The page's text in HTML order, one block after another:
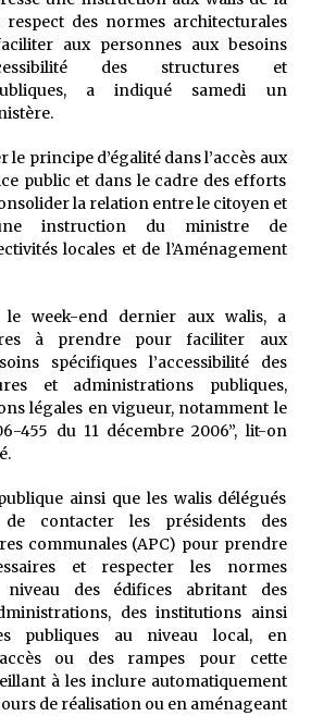
ago
nocturne dans le désert (Un conte
ago
targui/ Quand la tête est vide
ago
ago
des normes architecturales
aux personnes aux besoins
des structures et
a indiqué samedi un
le principe d’égalité dans l’accès aux
public et dans le cadre des efforts
la relation entre le citoyen et
une instruction du ministre de
locales et de l’Aménagement
le week-end dernier aux walis, a
à prendre pour faciliter aux
spécifiques l’accessibilité des
et administrations publiques,
légales en vigueur, notamment le
455 du 11 décembre 2006”, lit-on
ainsi que les walis délégués
contacter les présidents des
communales (APC) pour prendre
et respecter les normes
niveau des édifices abritant des
des institutions ainsi
publiques au niveau local, en
ou des rampes pour cette
à les inclure automatiquement
de réalisation ou en aménageant